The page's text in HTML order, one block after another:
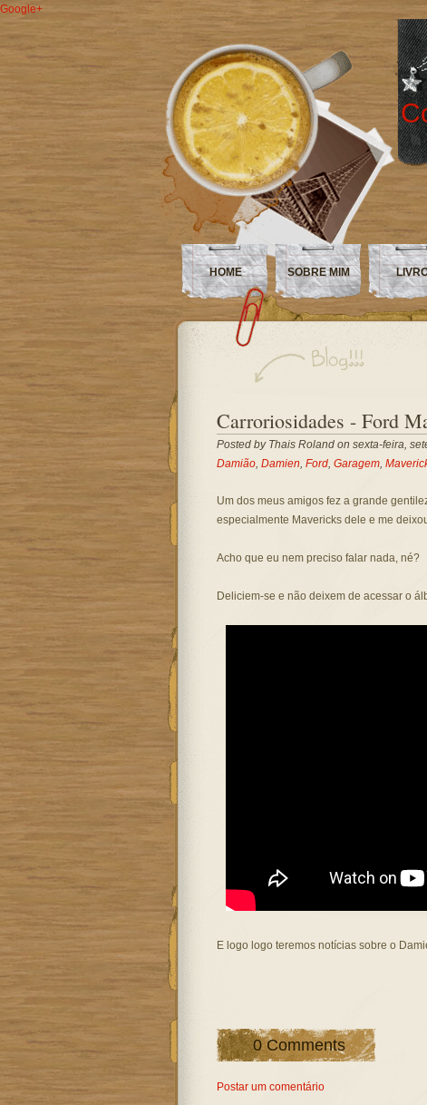
Google+
HOME SOBRE MIM
Carroriosidades - Ford
Posted by Thais Rolandon sexta-feira,
Damião, Damien, Ford, Garagem,
Um dos meus amigos fez a grande
especialmente Mavericks dele e me
Acho que eu nem preciso falar nada, né?
Deliciem-se e não deixem de acessar o
E logo logo teremos notícias sobre o
0 Comments
Postar um comentário